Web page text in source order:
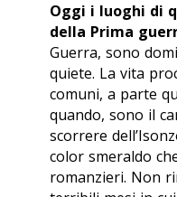
Oggi i luoghi di
della Prima
Guerra, sono
quiete. La vita
comuni, a parte
quando, sono il
scorrere
color smeraldo
romanzieri. Non